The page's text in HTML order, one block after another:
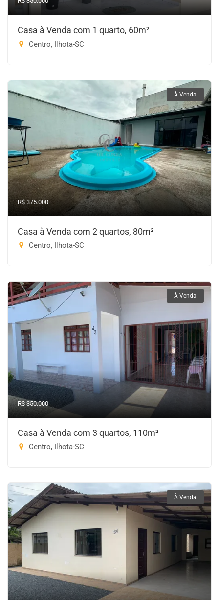
Casa à Venda com 1 quarto, 60m²
Centro, Ilhota-SC
À Venda
R$ 375.000
Casa à Venda com 2 quartos, 80m²
Centro, Ilhota-SC
À Venda
R$ 350.000
Casa à Venda com 3 quartos, 110m²
Centro, Ilhota-SC
À Venda